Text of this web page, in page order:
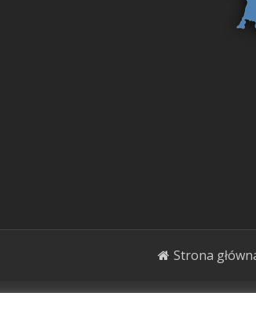
Strona
1000roślin.pl Strona ma charakter